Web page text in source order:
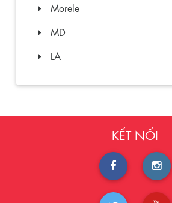
Morele
MD
LA
KẾT NỐI